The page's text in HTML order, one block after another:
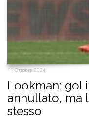
11 Ottobre 2024
Lookman: gol
annullato, ma
stesso